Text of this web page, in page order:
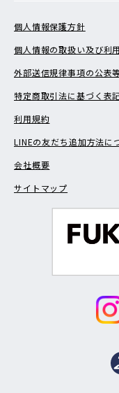
個人情報保護方針
個人情報の取扱い及び利
外部送信規律事項の公表
特定商取引法に基づく表
利用規約
LINEの友だち追加方法に
会社概要
サイトマップ